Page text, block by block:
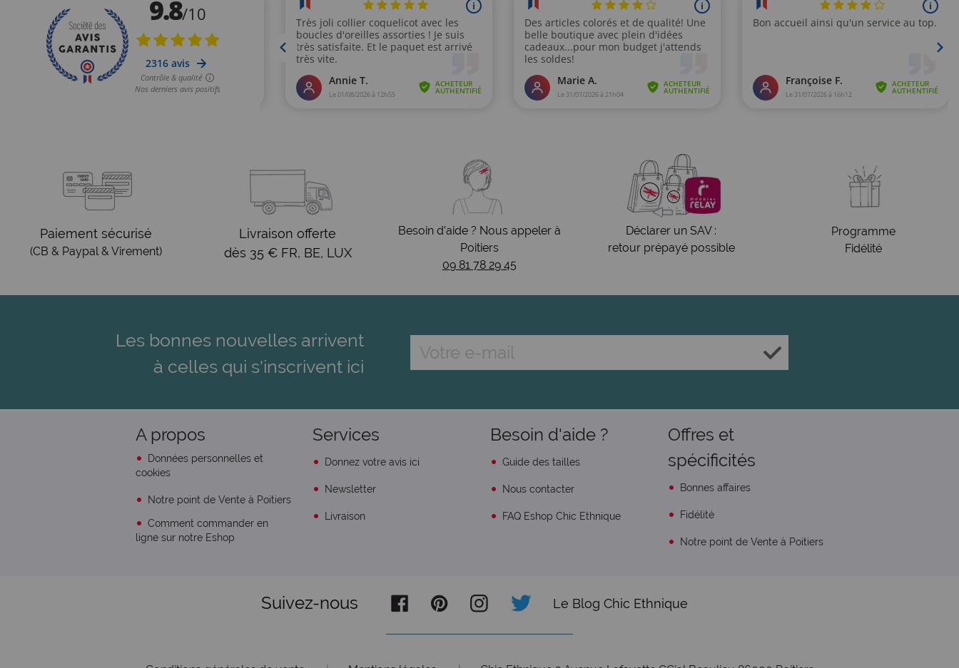
Paiement sécurisé
(CB & Paypal & Virement)
Livraison offerte
dès 35 € FR, BE, LUX
Besoin d’aide ? Nous appeler à
Poitiers
09 81 78 29 45
Déclarer un SAV :
retour prépayé possible
Programme
Fidélité
Les bonnes nouvelles arrivent
à celles qui s'inscrivent ici
A propos
Données personnelles et
cookies
Notre point de Vente à Poitiers
Comment commander en
ligne sur notre Eshop
Services
Donnez votre avis ici
Newsletter
Livraison
Besoin d'aide ?
Guide des tailles
Nous contacter
FAQ Eshop Chic Ethnique
Offres et
spécificités
Bonnes affaires
Fidélité
Notre point de Vente à Poitiers
Suivez-nous Le Blog Chic Ethnique